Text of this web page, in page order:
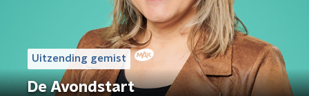
Uitzending gemist
De Avondstart